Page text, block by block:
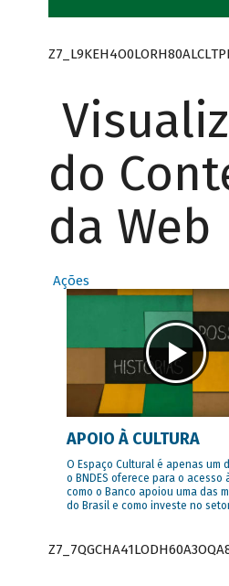
do
da Web
Ações
APOIO À CULTURA
O Espaço Cultural é apenas um
o BNDES oferece para o acesso
como o Banco apoiou uma das
do Brasil e como investe no